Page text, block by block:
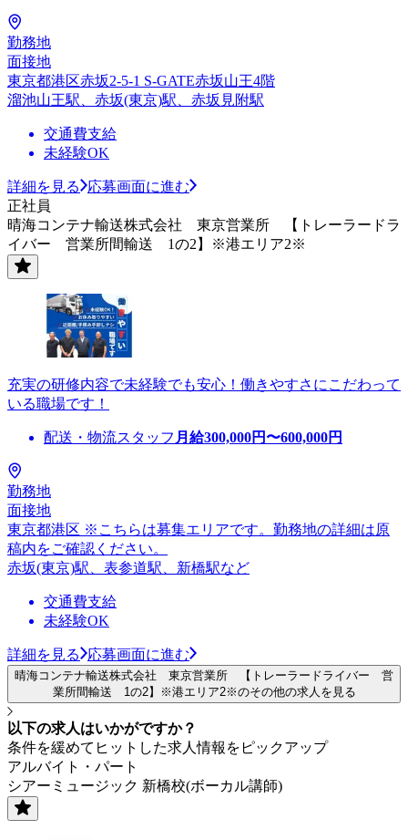
勤務地
面接地
東京都港区赤坂2-5-1 S-GATE赤坂山王4階
溜池山王駅、赤坂(東京)駅、赤坂見附駅
交通費支給
未経験OK
詳細を見る
応募画面に進む
正社員
晴海コンテナ輸送株式会社 東京営業所 【トレーラードラ
イバー 営業所間輸送 1の2】※港エリア2※
充実の研修内容で未経験でも安心！働きやすさにこだわって
いる職場です！
配送・物流スタッフ 月給300,000円〜600,000円
勤務地
面接地
東京都港区 ※こちらは募集エリアです。勤務地の詳細は原
稿内をご確認ください。
赤坂(東京)駅、表参道駅、新橋駅など
交通費支給
未経験OK
詳細を見る 応募画面に進む
晴海コンテナ輸送株式会社 東京営業所 【トレーラードライバー 営
業所間輸送 1の2】※港エリア2※のその他の求人を見る
以下の求人はいかがですか？
条件を緩めてヒットした求人情報をピックアップ
アルバイト・パート
シアーミュージック 新橋校(ボーカル講師)